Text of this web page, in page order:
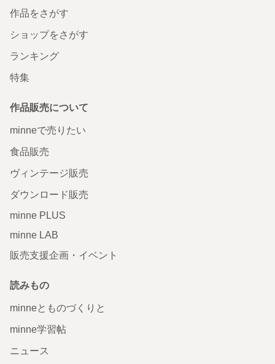
作品をさがす
ショップをさがす
ランキング
特集
作品販売について
minneで売りたい
食品販売
ヴィンテージ販売
ダウンロード販売
minne PLUS
minne LAB
販売支援企画・イベント
読みもの
minneとものづくりと
minne学習帖
ニュース